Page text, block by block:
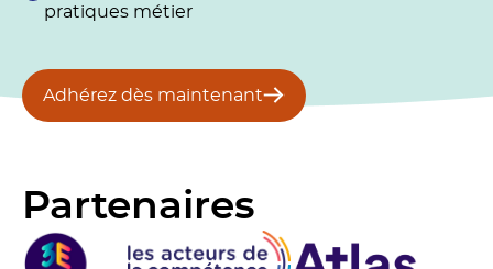
pratiques métier
Adhérez dès maintenant
Partenaires